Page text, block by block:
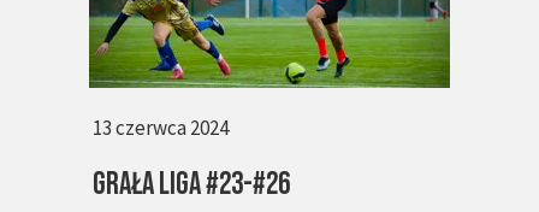
GRAŁA LIGA #23-#26
13 czerwca 2024